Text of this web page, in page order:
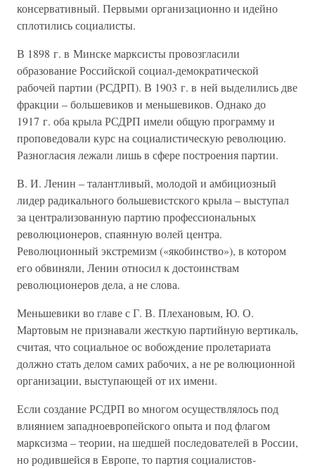
консервативный. Первыми организационно и идейно
сплотились социалисты.
В 1898 г. в Минске марксисты провозгласили
образование Российской социал-демократической
рабочей партии (РСДРП). В 1903 г. в ней выделились две
фракции – большевиков и меньшевиков. Однако до
1917 г. оба крыла РСДРП имели общую программу и
проповедовали курс на социалистическую революцию.
Разногласия лежали лишь в сфере построения партии.
В. И. Ленин – талантливый, молодой и амбициозный
лидер радикального большевистского крыла – выступал
за централизованную партию профессиональных
революционеров, спаянную волей центра.
Революционный экстремизм («якобинство»), в котором
его обвиняли, Ленин относил к достоинствам
революционеров дела, а не слова.
Меньшевики во главе с Г. В. Плехановым, Ю. О.
Мартовым не признавали жесткую партийную вертикаль,
считая, что социальное ос вобождение пролетариата
должно стать делом самих рабочих, а не ре волюционной
организации, выступающей от их имени.
Если создание РСДРП во многом осуществлялось под
влиянием западноевропейского опыта и под флагом
марксизма – теории, на шедшей последователей в России,
но родившейся в Европе, то партия социалистов-